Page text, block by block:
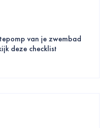
van je zwembad
deze checklist